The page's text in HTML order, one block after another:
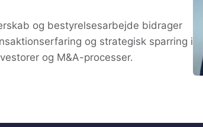
og bestyrelsesarbejde bidrager
og strategisk sparring i
og M&A-processer.